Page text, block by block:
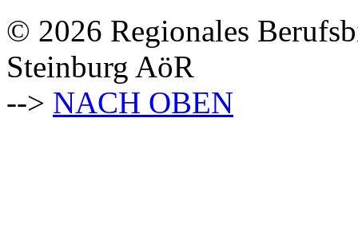
© 2026 Regionales
Steinburg AöR
--> NACH OBEN